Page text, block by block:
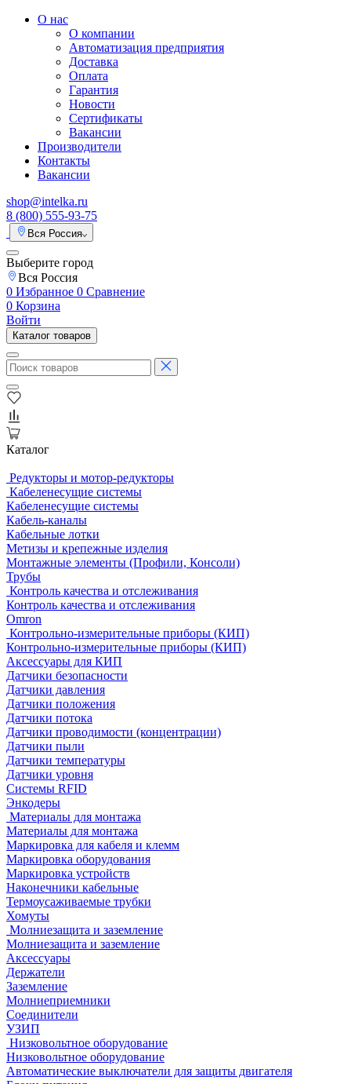
О нас
О компании
Автоматизация предприятия
Доставка
Оплата
Гарантия
Новости
Сертификаты
Вакансии
Производители
Контакты
Вакансии
shop@intelka.ru
8 (800) 555-93-75
Вся Россия
Выберите город
Вся Россия
0 Избранное 0 Сравнение
0 Корзина
Войти
Каталог товаров
Каталог
Редукторы и мотор-редукторы
Кабеленесущие системы
Кабеленесущие системы
Кабель-каналы
Кабельные лотки
Метизы и крепежные изделия
Монтажные элементы (Профили, Консоли)
Трубы
Контроль качества и отслеживания
Контроль качества и отслеживания
Omron
Контрольно-измерительные приборы (КИП)
Контрольно-измерительные приборы (КИП)
Аксессуары для КИП
Датчики безопасности
Датчики давления
Датчики положения
Датчики потока
Датчики проводимости (концентрации)
Датчики пыли
Датчики температуры
Датчики уровня
Системы RFID
Энкодеры
Материалы для монтажа
Материалы для монтажа
Маркировка для кабеля и клемм
Маркировка оборудования
Маркировка устройств
Наконечники кабельные
Термоусаживаемые трубки
Хомуты
Молниезащита и заземление
Молниезащита и заземление
Аксессуары
Держатели
Заземление
Молниеприемники
Соединители
УЗИП
Низковольтное оборудование
Низковольтное оборудование
Автоматические выключатели для защиты двигателя